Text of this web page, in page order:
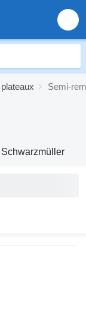
Semi-